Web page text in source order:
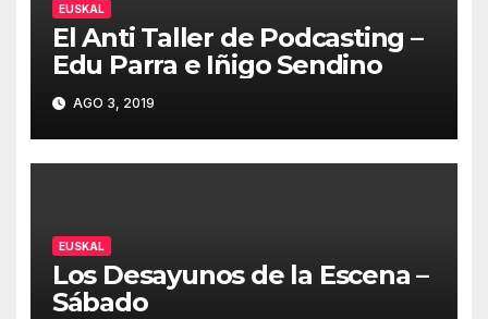
EUSKAL
El Anti Taller de Podcasting –
Edu Parra e Iñigo Sendino
AGO 3, 2019
EUSKAL
Los Desayunos de la Escena –
Sábado